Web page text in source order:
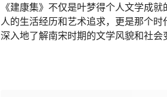
《建康集》不仅是叶梦得个人文学成
人的生活经历和艺术追求，更是那个
深入地了解南宋时期的文学风貌和社会